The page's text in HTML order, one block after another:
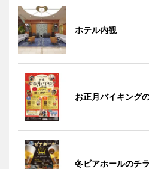
ホテル内観
お正月バイキング
冬ビアホールのチ